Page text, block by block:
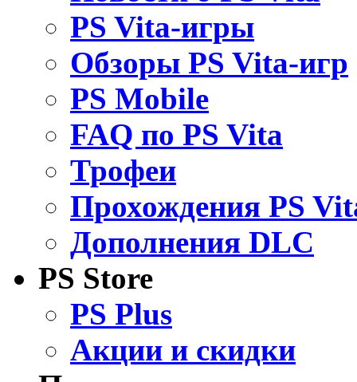
PS Vita-игры
Обзоры PS Vita-игр
PS Mobile
FAQ по PS Vita
Трофеи
Прохождения PS
Дополнения DLC
PS Store
PS Plus
Акции и скидки